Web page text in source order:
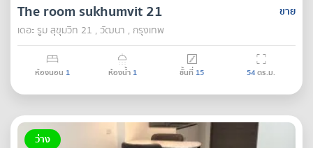
ขาย
The room sukhumvit 21
เดอะ รูม สุขุมวิท 21 , วัฒนา , กรุงเทพ
ห้องนอน 1 ห้องน้ำ 1 ชั้นที่ 15 54ตร.ม.
ว่าง